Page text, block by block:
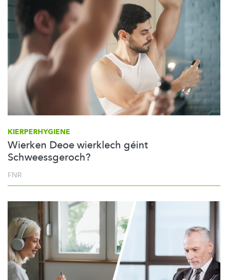
KIERPERHYGIENE
Wierken Deoe wierklech géint
Schweessgeroch?
FNR